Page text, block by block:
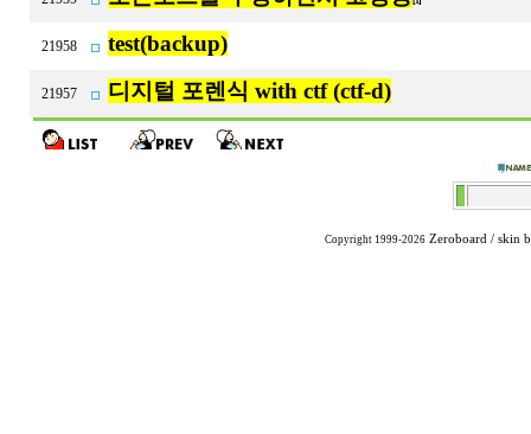
21958 test(backup)
21957 디지털 포렌식 with ctf (ctf-d)
Copyright 1999-2026 Zeroboard / skin